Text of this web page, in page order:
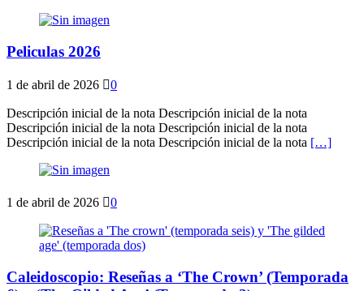
Peliculas 2026
1 de abril de 2026 0
Descripción inicial de la nota Descripción inicial de la nota
Descripción inicial de la nota Descripción inicial de la nota
Descripción inicial de la nota Descripción inicial de la nota […]
1 de abril de 2026 0
Caleidoscopio: Reseñas a ‘The Crown’ (Temporada